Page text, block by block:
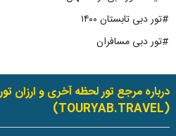
#تور دبی تابستان ۱۴۰۰
#تور دبی مسافران
درباره مرجع تور لحظه آخری و ارزان
(TOURYAB.TRAVEL)